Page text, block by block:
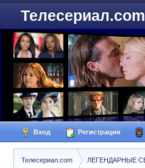
Телесериал.com
Вход Регистрация
Телесериал.com ЛЕГЕНДАРНЫЕ